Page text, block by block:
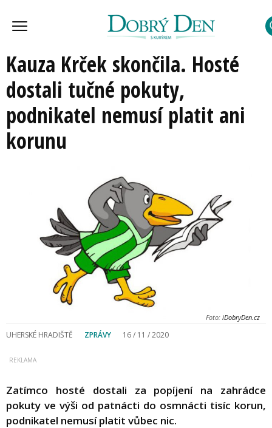
Kauza Krček skončila. Hosté
dostali tučné pokuty,
podnikatel nemusí platit ani
korunu
Foto: iDobryDen.cz
UHERSKÉ HRADIŠTĚ ZPRÁVY 16 / 11 / 2020
Zatímco hosté dostali za popíjení na zahrádce
pokuty ve výši od patnácti do osmnácti tisíc korun,
podnikatel nemusí platit vůbec nic.